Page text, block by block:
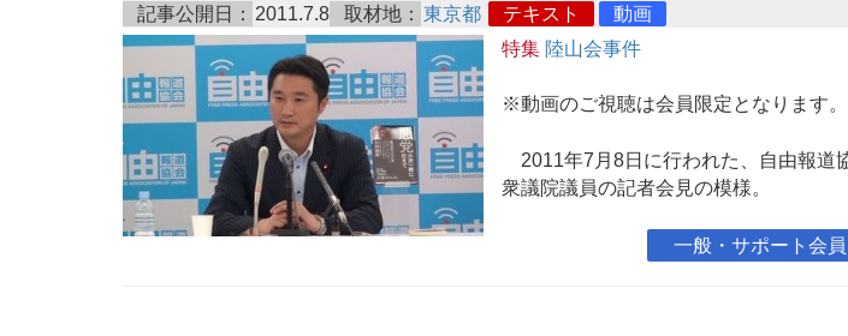
記事公開日： 2011.7.8 取材地： 東京都 テキスト
動画
特集 陸山会事件
※動画のご視聴は会員限定となります。
2011年7月8日に行われた、自由報道
衆議院議員の記者会見の模様。
一般・サポート会員